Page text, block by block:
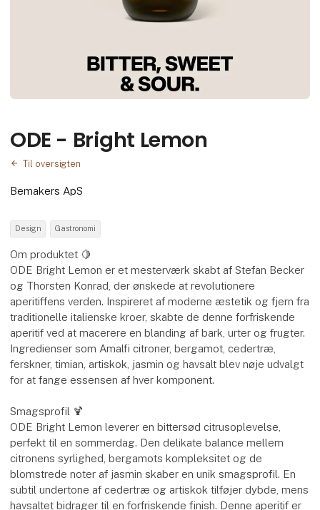
ODE - Bright Lemon
Til oversigten
Bemakers ApS
Design Gastronomi
Om produktet 🍋
ODE Bright Lemon er et mesterværk skabt af Stefan Becker
og Thorsten Konrad, der ønskede at revolutionere
aperitiffens verden. Inspireret af moderne æstetik og fjern fra
traditionelle italienske kroer, skabte de denne forfriskende
aperitif ved at macerere en blanding af bark, urter og frugter.
Ingredienser som Amalfi citroner, bergamot, cedertræ,
ferskner, timian, artiskok, jasmin og havsalt blev nøje udvalgt
for at fange essensen af hver komponent.
Smagsprofil 🍹
ODE Bright Lemon leverer en bittersød citrusoplevelse,
perfekt til en sommerdag. Den delikate balance mellem
citronens syrlighed, bergamots kompleksitet og de
blomstrede noter af jasmin skaber en unik smagsprofil. En
subtil undertone af cedertræ og artiskok tilføjer dybde, mens
havsaltet bidrager til en forfriskende finish. Denne aperitif er